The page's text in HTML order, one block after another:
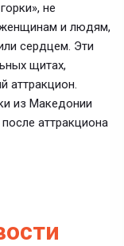
не
и людям,
сердцем. Эти
щитах,
аттракцион.
из Македонии
аттракциона